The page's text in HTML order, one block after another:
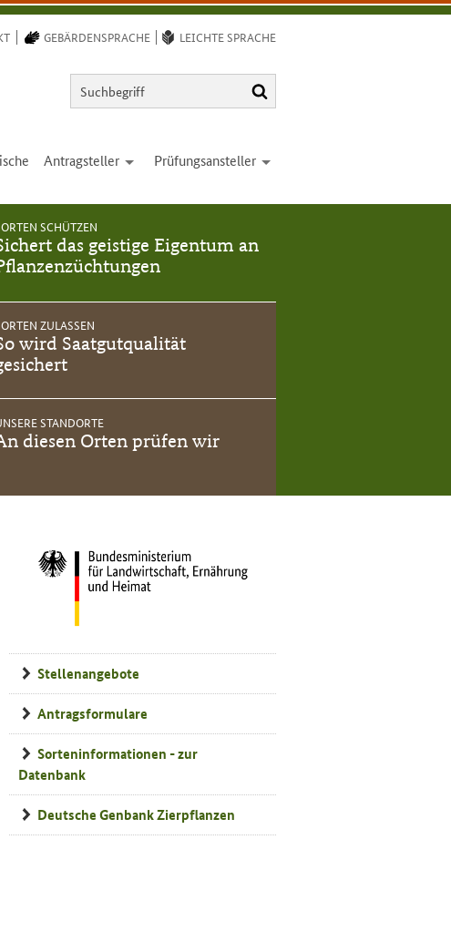
GEBÄRDENSPRACHE LEICHTE SPRACHE
Suchbegriff
Antrag­steller open Prüfungs­ansteller open
SCHÜTZEN
das geistige Eigentum an
ZULASSEN
wird Saatgutqualität
STANDORTE
diesen Orten prüfen wir
Schnellzugriff
Stellenangebote
Antragsformulare
Sorteninformationen - zur
Datenbank
Deutsche Genbank Zierpflanzen